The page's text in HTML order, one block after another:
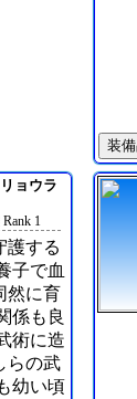
装
ョウラ
1
護する
子で血
然に育
係も良
術に造
らの武
幼い頃